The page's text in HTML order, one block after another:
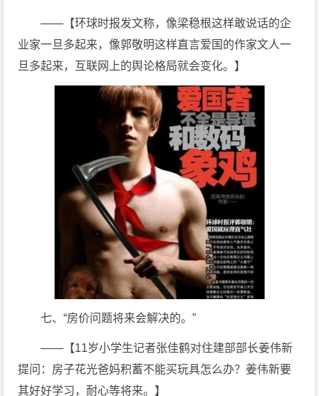
——【环球时报发文称，像梁稳根这样敢说话的企
业家一旦多起来，像郭敬明这样直言爱国的作家文人一
旦多起来，互联网上的舆论格局就会变化。】
七、“房价问题将来会解决的。”
——【11岁小学生记者张佳鹤对住建部部长姜伟新
提问：房子花光爸妈积蓄不能买玩具怎么办？姜伟新要
其好好学习，耐心等将来。】